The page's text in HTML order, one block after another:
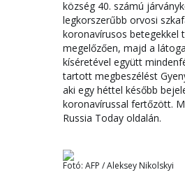
község 40. számú
legkorszerűbb orvosi
koronavírusos betegekkel
megelőzően, majd a
kíséretével együtt
tartott megbeszélést
aki egy héttel később
koronavírussal fertőzött.
Russia Today oldalán.
Fotó: AFP / Aleksey Nikolskyi